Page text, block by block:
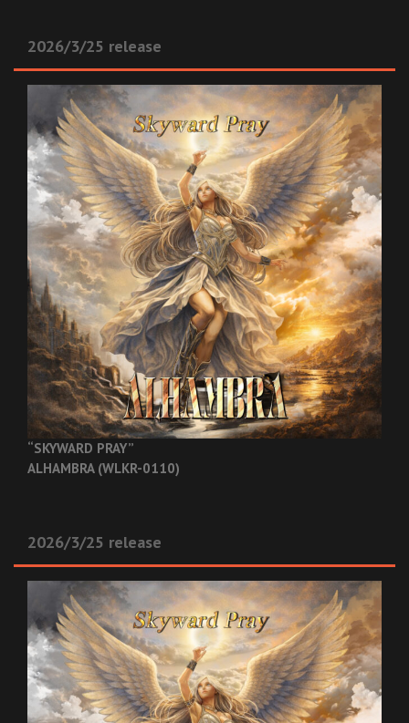
2026/3/25 release
“SKYWARD PRAY”
ALHAMBRA (WLKR-0110)
2026/3/25 release